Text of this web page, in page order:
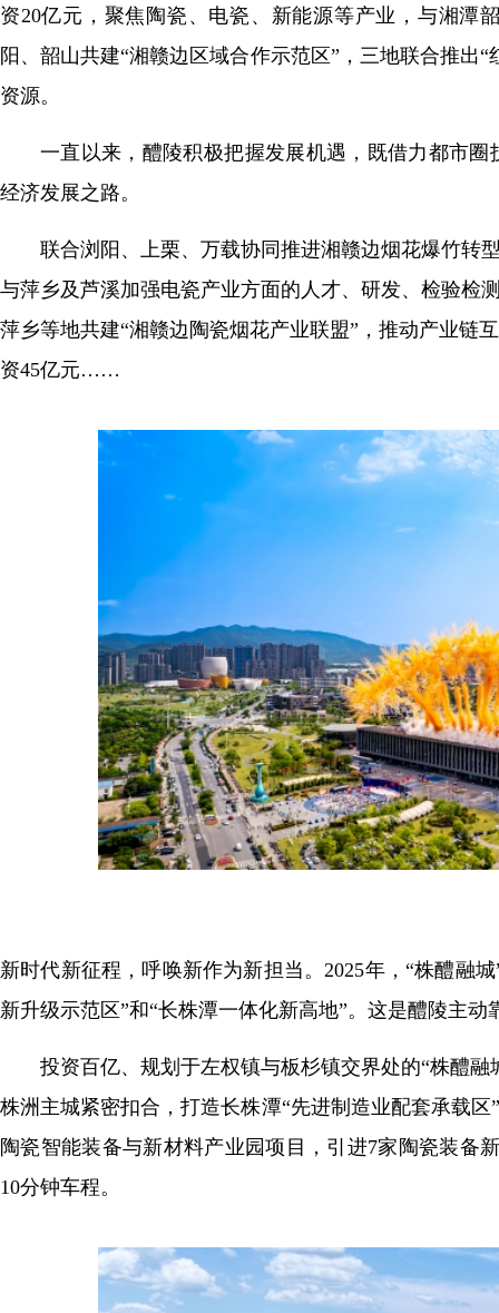
资20亿元，聚焦陶瓷、电瓷、新能源等产业，与湘潭
阳、韶山共建“湘赣边区域合作示范区”，三地联合推出
资源。
一直以来，醴陵积极把握发展机遇，既借力都市
经济发展之路。
联合浏阳、上栗、万载协同推进湘赣边烟花爆竹转
与萍乡及芦溪加强电瓷产业方面的人才、研发、检验检
萍乡等地共建“湘赣边陶瓷烟花产业联盟”，推动产业链
资45亿元……
新时代新征程，呼唤新作为新担当。2025年，“株醴融
新升级示范区”和“长株潭一体化新高地”。这是醴陵主
投资百亿、规划于左权镇与板杉镇交界处的“株醴
株洲主城紧密扣合，打造长株潭“先进制造业配套承载
陶瓷智能装备与新材料产业园项目，引进7家陶瓷装备
10分钟车程。